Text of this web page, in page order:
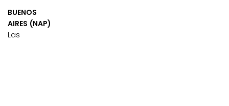
BUENOS
AIRES (NAP)
Las